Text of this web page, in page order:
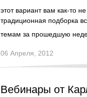
этот вариант вам как-то
традиционная подборка
темам за прошедшую
06 Апреля, 2012
Вебинары от